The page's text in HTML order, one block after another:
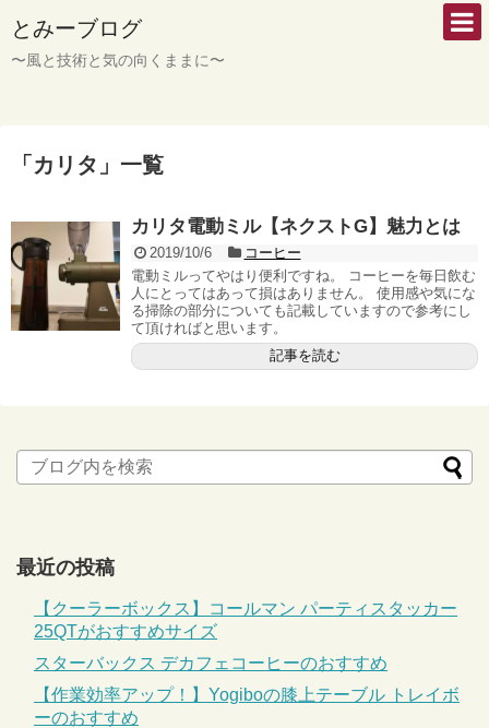
とみーブログ
〜風と技術と気の向くままに〜
「 カリタ 」 一覧
カリタ電動ミル【ネクストG】魅力とは
2019/10/6
コーヒー
電動ミルってやはり便利ですね。 コーヒーを毎日飲む
人にとってはあって損はありません。 使用感や気にな
る掃除の部分についても記載していますので参考にし
て頂ければと思います。
記事を読む
最近の投稿
【クーラーボックス】コールマン パーティスタッカー
25QTがおすすめサイズ
スターバックス デカフェコーヒーのおすすめ
【作業効率アップ！】Yogiboの膝上テーブル トレイボ
ーのおすすめ